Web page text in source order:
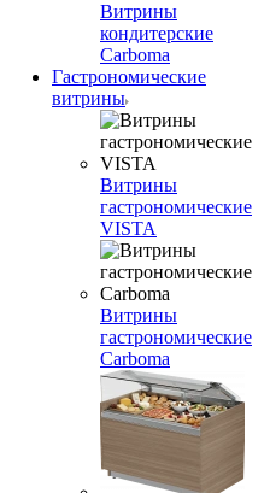
Витрины
кондитерские
Carboma
Гастрономические
витрины
Витрины
гастрономические
VISTA
Витрины
гастрономические
Carboma